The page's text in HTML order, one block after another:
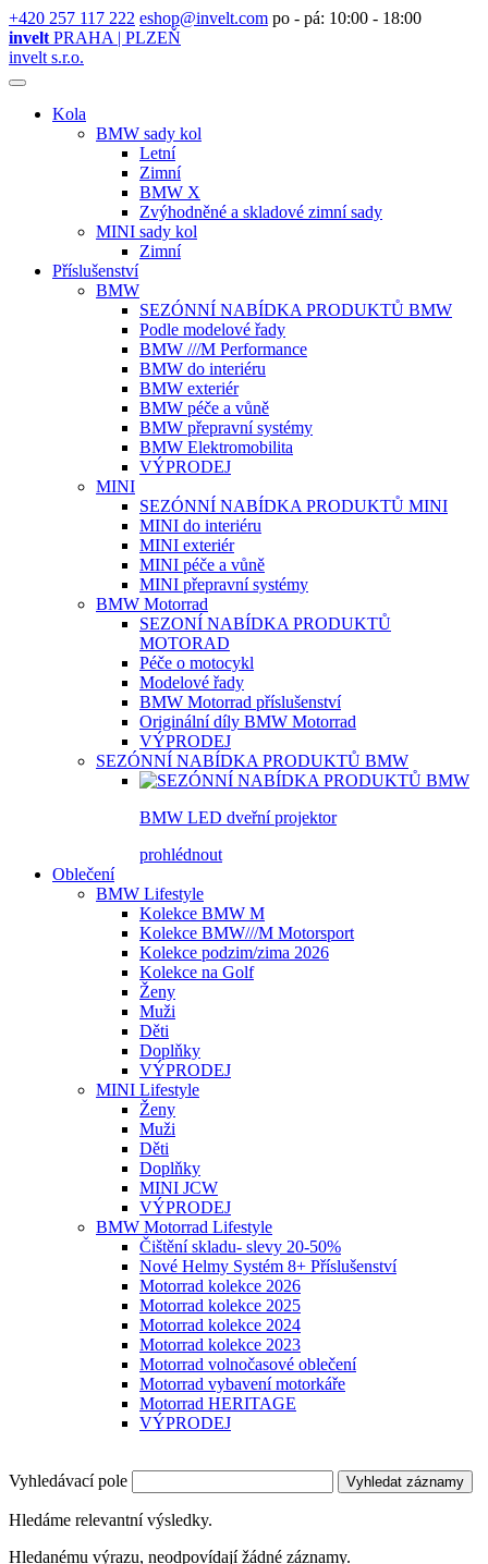
+420 257 117 222 eshop@invelt.com po - pá: 10:00 - 18:00
invelt PRAHA | PLZEŇ
invelt s.r.o.
Kola
BMW sady kol
Letní
Zimní
BMW X
Zvýhodněné a skladové zimní sady
MINI sady kol
Zimní
Příslušenství
BMW
SEZÓNNÍ NABÍDKA PRODUKTŮ BMW
Podle modelové řady
BMW ///M Performance
BMW do interiéru
BMW exteriér
BMW péče a vůně
BMW přepravní systémy
BMW Elektromobilita
VÝPRODEJ
MINI
SEZÓNNÍ NABÍDKA PRODUKTŮ MINI
MINI do interiéru
MINI exteriér
MINI péče a vůně
MINI přepravní systémy
BMW Motorrad
SEZONÍ NABÍDKA PRODUKTŮ
MOTORAD
Péče o motocykl
Modelové řady
BMW Motorrad příslušenství
Originální díly BMW Motorrad
VÝPRODEJ
SEZÓNNÍ NABÍDKA PRODUKTŮ BMW
BMW LED dveřní projektor
prohlédnout
Oblečení
BMW Lifestyle
Kolekce BMW M
Kolekce BMW///M Motorsport
Kolekce podzim/zima 2026
Kolekce na Golf
Ženy
Muži
Děti
Doplňky
VÝPRODEJ
MINI Lifestyle
Ženy
Muži
Děti
Doplňky
MINI JCW
VÝPRODEJ
BMW Motorrad Lifestyle
Čištění skladu- slevy 20-50%
Nové Helmy Systém 8+ Příslušenství
Motorrad kolekce 2026
Motorrad kolekce 2025
Motorrad kolekce 2024
Motorrad kolekce 2023
Motorrad volnočasové oblečení
Motorrad vybavení motorkáře
Motorrad HERITAGE
VÝPRODEJ
Vyhledávací pole Vyhledat záznamy
Hledáme relevantní výsledky.
Hledanému výrazu, neodpovídají žádné záznamy.